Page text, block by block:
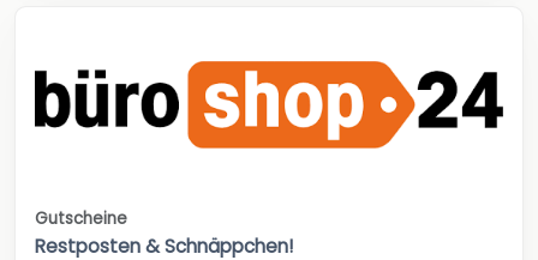
Gutscheine
Restposten & Schnäppchen!